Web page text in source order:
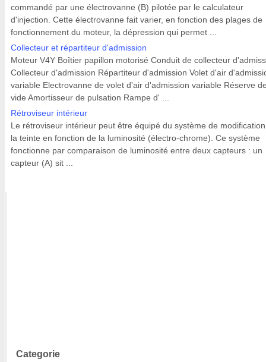
commandé par une électrovanne (B) pilotée par le calculateur
d'injection. Cette électrovanne fait varier, en fonction des plages de
fonctionnement du moteur, la dépression qui permet ...
Collecteur et répartiteur d'admission
Moteur V4Y Boîtier papillon motorisé Conduit de collecteur
Collecteur d'admission Répartiteur d'admission Volet d'air
variable Electrovanne de volet d'air d'admission variable Réserve
vide Amortisseur de pulsation Rampe d' ...
Rétroviseur intérieur
Le rétroviseur intérieur peut être équipé du système de
la teinte en fonction de la luminosité (électro-chrome). Ce système
fonctionne par comparaison de luminosité entre deux capteurs : un
capteur (A) sit ...
Categorie